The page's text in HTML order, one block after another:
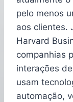
pelo menos
aos clientes.
Harvard
companhias
interações
usam
automação,